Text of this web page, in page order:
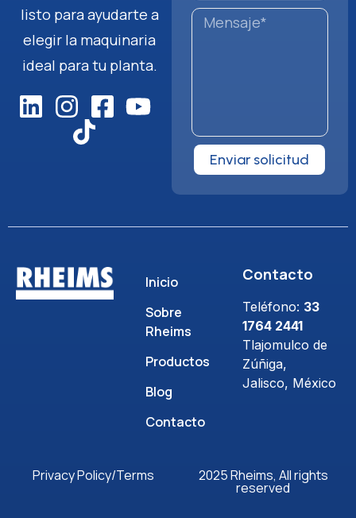
listo para ayudarte a
elegir la maquinaria
ideal para tu planta.
Enviar solicitud
Inicio
Sobre
Rheims
Productos
Blog
Contacto
Contacto
Teléfono: 33
1764 2441
Tlajomulco de
Zúñiga,
Jalisco, México
Privacy Policy/Terms 2025 Rheims, All rights
reserved